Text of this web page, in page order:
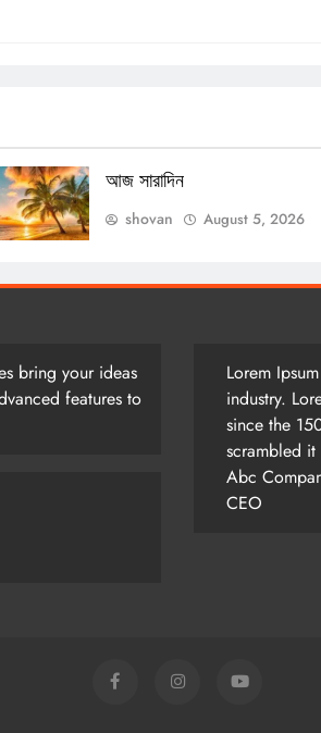
আজ সারাদিন
shovan August 5, 2026
bring your ideas
features to
Lorem
industry.
since the
scrambled
Abc
CEO